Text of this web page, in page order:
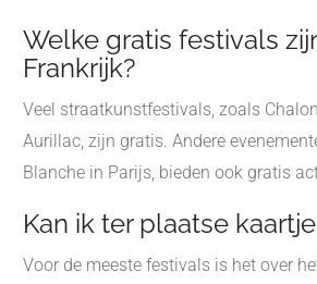
Welke gratis festivals
Frankrijk?
Veel straatkunstfestivals, zoals
Aurillac, zijn gratis. Andere
Blanche in Parijs, bieden ook gratis
Kan ik ter plaatse
Voor de meeste festivals is het over